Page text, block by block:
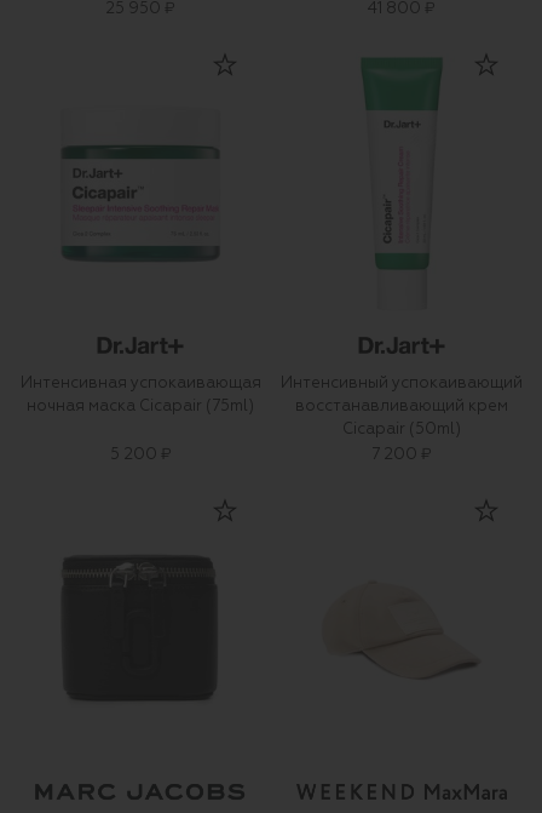
25 950 ₽
41 800 ₽
Интенсивная успокаивающая
ночная маска Cicapair (75ml)
5 200 ₽
Интенсивный успокаивающий
восстанавливающий крем
Cicapair (50ml)
7 200 ₽